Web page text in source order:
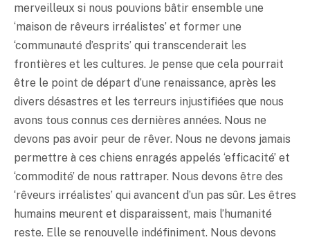
merveilleux si nous pouvions bâtir ensemble une
‘maison de rêveurs irréalistes’ et former une
‘communauté d’esprits’ qui transcenderait les
frontières et les cultures. Je pense que cela pourrait
être le point de départ d’une renaissance, après les
divers désastres et les terreurs injustifiées que nous
avons tous connus ces dernières années. Nous ne
devons pas avoir peur de rêver. Nous ne devons jamais
permettre à ces chiens enragés appelés ‘efficacité’ et
‘commodité’ de nous rattraper. Nous devons être des
‘rêveurs irréalistes’ qui avancent d’un pas sûr. Les êtres
humains meurent et disparaissent, mais l’humanité
reste. Elle se renouvelle indéfiniment. Nous devons